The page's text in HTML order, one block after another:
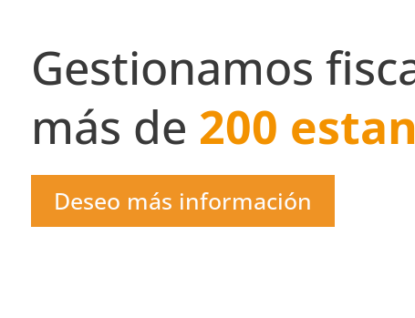
Gestionamos
más de 200
Deseo más información